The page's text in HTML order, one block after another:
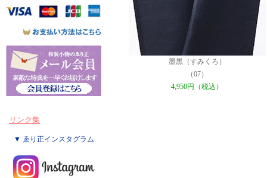
リンク集
▼ ゑり正インスタグラム
墨黒（すみくろ）
（07）
4,950円（税込）